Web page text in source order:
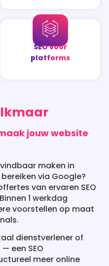
SEO voor
platforms
jouw website
maken in
bereiken via Google?
van ervaren SEO
1 werkdag
voorstellen op maat
dienstverlener of
een SEO
meer online